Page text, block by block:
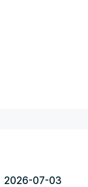
2026-07-03